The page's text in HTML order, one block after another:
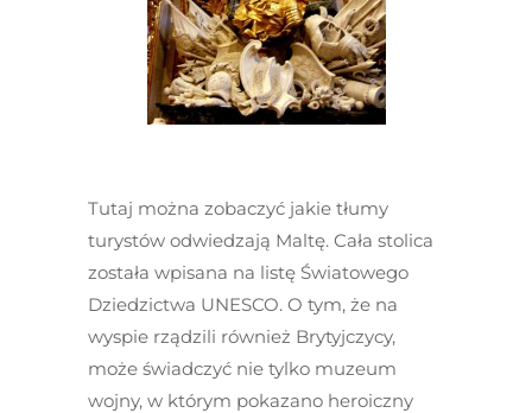
Tutaj można zobaczyć jakie tłumy
turystów odwiedzają Maltę. Cała stolica
została wpisana na listę Światowego
Dziedzictwa UNESCO. O tym, że na
wyspie rządzili również Brytyjczycy,
może świadczyć nie tylko muzeum
wojny, w którym pokazano heroiczny